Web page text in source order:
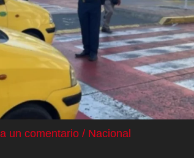
un comentario / Nacional